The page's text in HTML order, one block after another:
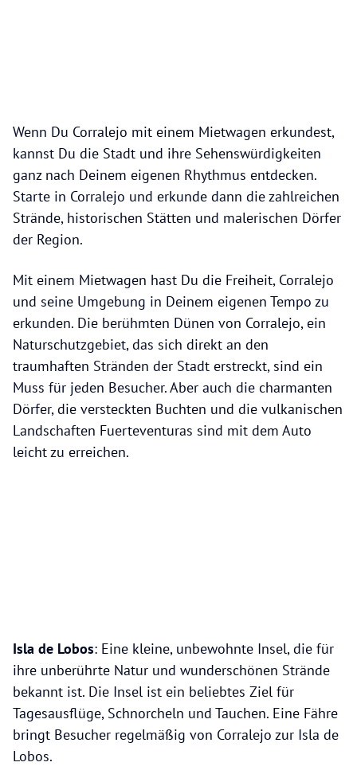
Wenn Du Corralejo mit einem Mietwagen erkundest,
kannst Du die Stadt und ihre Sehenswürdigkeiten
ganz nach Deinem eigenen Rhythmus entdecken.
Starte in Corralejo und erkunde dann die zahlreichen
Strände, historischen Stätten und malerischen Dörfer
der Region.
Mit einem Mietwagen hast Du die Freiheit, Corralejo
und seine Umgebung in Deinem eigenen Tempo zu
erkunden. Die berühmten Dünen von Corralejo, ein
Naturschutzgebiet, das sich direkt an den
traumhaften Stränden der Stadt erstreckt, sind ein
Muss für jeden Besucher. Aber auch die charmanten
Dörfer, die versteckten Buchten und die vulkanischen
Landschaften Fuerteventuras sind mit dem Auto
leicht zu erreichen.
Isla de Lobos: Eine kleine, unbewohnte Insel, die für
ihre unberührte Natur und wunderschönen Strände
bekannt ist. Die Insel ist ein beliebtes Ziel für
Tagesausflüge, Schnorcheln und Tauchen. Eine Fähre
bringt Besucher regelmäßig von Corralejo zur Isla de
Lobos.